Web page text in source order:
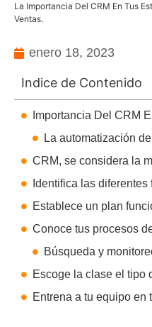
La Importancia Del CRM En Tus
Ventas.
enero 18, 2023
Indice de Contenido
Establece un plan
Conoce tus procesos
Entrena a tu equipo en